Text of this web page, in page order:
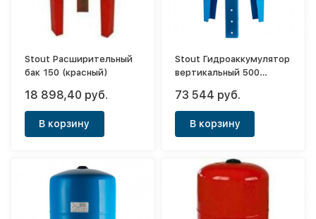
Stout Расширительный
бак 150 (красный)
18 898,40 руб.
В корзину
Stout Гидроаккумулятор
вертикальный 500
73 544 руб.
В корзину